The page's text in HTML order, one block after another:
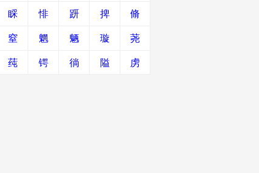
睬 悱 趼 捭 脩
窒 魍 魉 璇 荛
莼 锷 徜 隘 虏